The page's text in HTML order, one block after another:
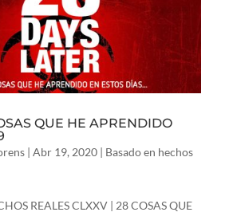
QUE HE APRENDIDO
| Abr 19, 2020| Basado en hechos
REALES CLXXV | 28 COSAS QUE